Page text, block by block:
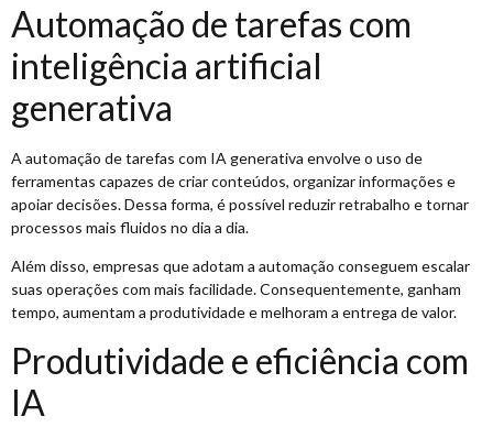
Automação de tarefas com
inteligência artificial
generativa
A automação de tarefas com IA generativa envolve o uso de
ferramentas capazes de criar conteúdos, organizar informações e
apoiar decisões. Dessa forma, é possível reduzir retrabalho e tornar
processos mais fluidos no dia a dia.
Além disso, empresas que adotam a automação conseguem escalar
suas operações com mais facilidade. Consequentemente, ganham
tempo, aumentam a produtividade e melhoram a entrega de valor.
Produtividade e eficiência com
IA